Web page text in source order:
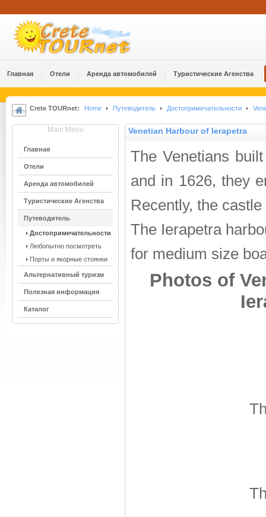
Главная Отели Аренда автомобилей Туристические Агенства
Crete TOURnet: Home Путеводитель Достопримечательности
Main Menu
Главная
Отели
Аренда автомобилей
Туристические Агенства
Путеводитель
Достопримечательности
Любопытно посмотреть
Порты и якорные стоянки
Альтернативный туризм
Полезная информация
Каталог
Venetian Harbour of Ierapetra
The Venetians
and in 1626, they
Recently, the
The Ierapetra
for medium size
Photos of